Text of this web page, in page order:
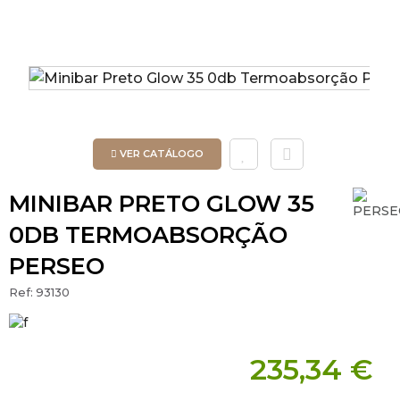
VER CATÁLOGO
MINIBAR PRETO GLOW 35
0DB TERMOABSORÇÃO
PERSEO
Ref: 93130
235,34 €